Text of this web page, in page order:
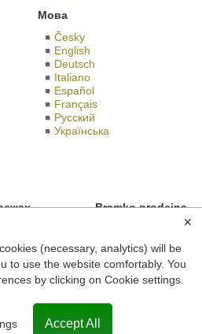
Мова
Česky
English
Deutsch
Italiano
Español
Français
Русский
Українська
Bramko prodejna
квартирою Semice 196 Semice
реєстрі Міського суду в Празі,
З 56,901th.
(necessary, analytics) will be
to use the website comfortably. You
by clicking on Cookie settings.
Accept All
✕